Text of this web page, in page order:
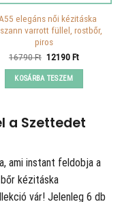
elegáns női kézitáska
varrott füllel, rostbőr,
piros
16790Ft Original
was:
16790 Ft.
12190FtCurrent
KOSÁRBA TESZEM
a Szettedet
ami instant feldobja a
kézitáska
vár! Jelenleg 6 db